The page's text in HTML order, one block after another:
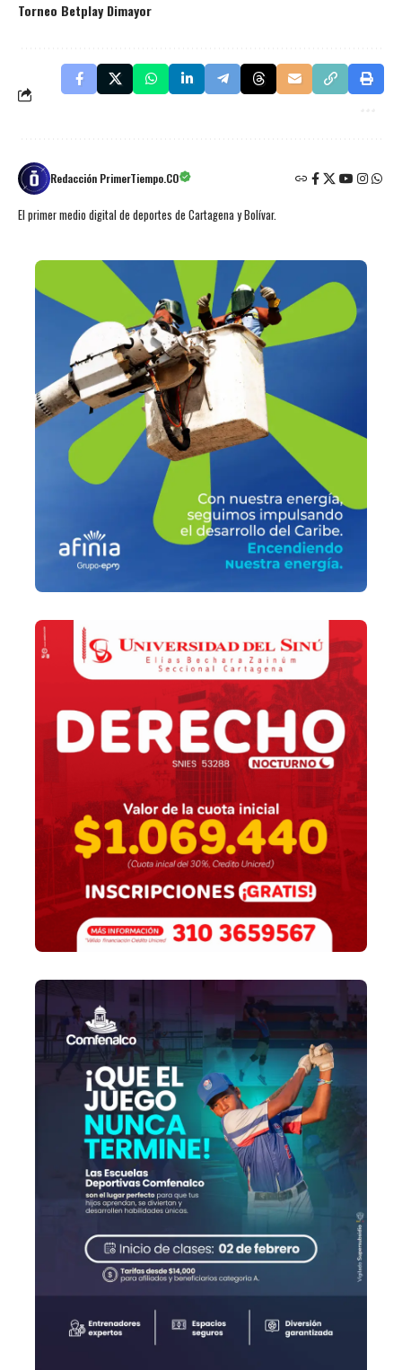
Torneo Betplay Dimayor
Redacción PrimerTiempo.CO
El primer medio digital de deportes de Cartagena y Bolívar.